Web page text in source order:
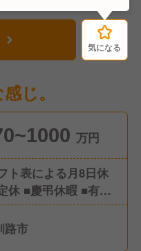
気になる
じ。
万円
ト表による月8日休
休 ■慶弔休暇 ■有給
6ヶ月経過後:10日) ■
日
路市
気になる